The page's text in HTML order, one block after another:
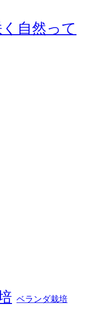
自然って
ベランダ栽培